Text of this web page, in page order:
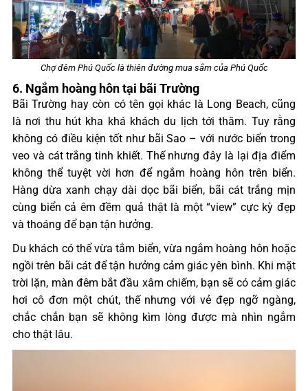
Chợ đêm Phú Quốc là thiên đường mua sắm của Phú Quốc
6. Ngắm hoàng hôn tại bãi Trường
Bãi Trường hay còn có tên gọi khác là Long Beach, cũng
là nơi thu hút kha khá khách du lịch tới thăm. Tuy rằng
không có điều kiện tốt như bãi Sao – với nước biển trong
veo và cát trắng tinh khiết. Thế nhưng đây là lại địa điểm
không thể tuyệt vời hơn để ngắm hoàng hôn trên biển.
Hàng dừa xanh chạy dài dọc bãi biển, bãi cát trắng mịn
cùng biển cả êm đềm quả thật là một “view” cực kỳ đẹp
và thoáng để bạn tận hưởng.
Du khách có thể vừa tắm biển, vừa ngắm hoàng hôn hoặc
ngồi trên bãi cát để tận hưởng cảm giác yên bình. Khi mặt
trời lặn, màn đêm bắt đầu xâm chiếm, bạn sẽ có cảm giác
hơi cô đơn một chút, thế nhưng với vẻ đẹp ngỡ ngàng,
chắc chắn bạn sẽ không kìm lòng được mà nhìn ngắm
cho thật lâu.